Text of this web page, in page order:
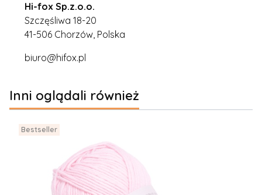
Hi-fox Sp.z.o.o.
Szczęśliwa 18-20
41-506 Chorzów, Polska
biuro@hifox.pl
Inni oglądali również
Bestseller